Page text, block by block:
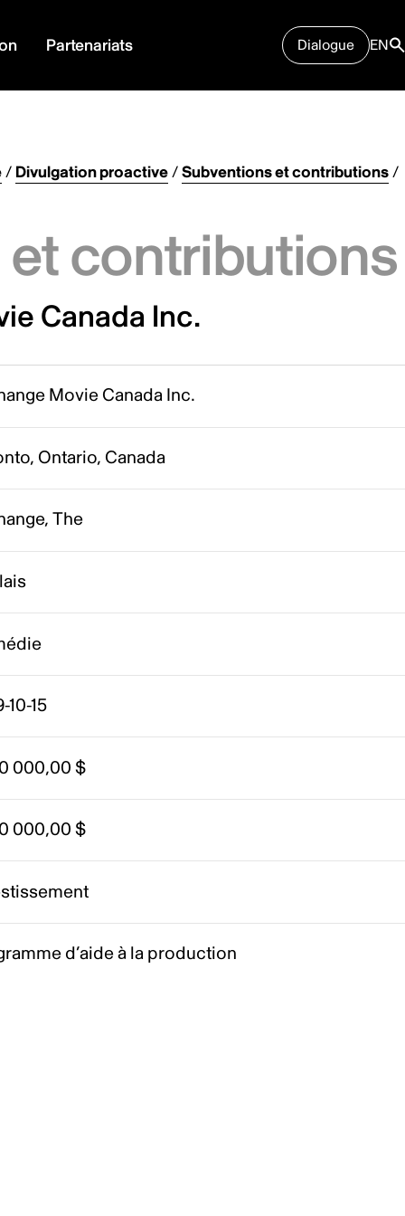
Partenariats Dialogue EN
/ Divulgation proactive/Subventions et contributions/
contributions
Canada Inc.
Movie Canada Inc.
Ontario, Canada
The
10-15
000,00 $
000,00 $
d’aide à la production